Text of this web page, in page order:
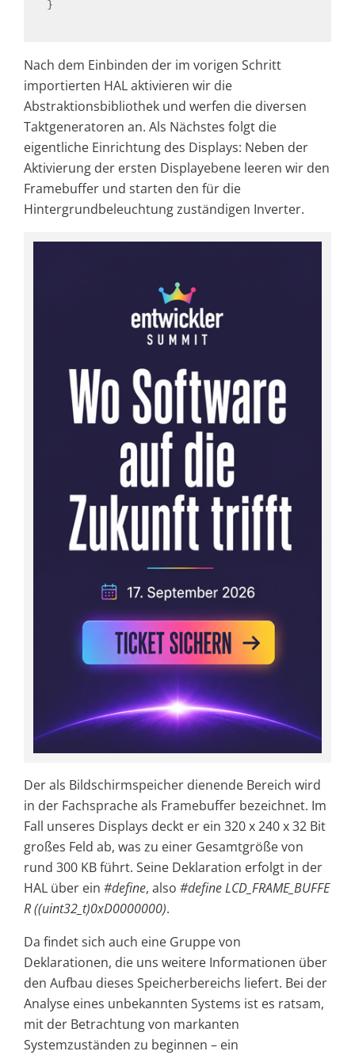
}
Nach dem Einbinden der im vorigen Schritt
importierten HAL aktivieren wir die
Abstraktionsbibliothek und werfen die diversen
Taktgeneratoren an. Als Nächstes folgt die
eigentliche Einrichtung des Displays: Neben der
Aktivierung der ersten Displayebene leeren wir den
Framebuffer und starten den für die
Hintergrundbeleuchtung zuständigen Inverter.
Der als Bildschirmspeicher dienende Bereich wird
in der Fachsprache als Framebuffer bezeichnet. Im
Fall unseres Displays deckt er ein 320 x 240 x 32 Bit
großes Feld ab, was zu einer Gesamtgröße von
rund 300 KB führt. Seine Deklaration erfolgt in der
HAL über ein #define, also #define LCD_FRAME_BUFFE
R ((uint32_t)0xD0000000).
Da findet sich auch eine Gruppe von
Deklarationen, die uns weitere Informationen über
den Aufbau dieses Speicherbereichs liefert. Bei der
Analyse eines unbekannten Systems ist es ratsam,
mit der Betrachtung von markanten
Systemzuständen zu beginnen – ein